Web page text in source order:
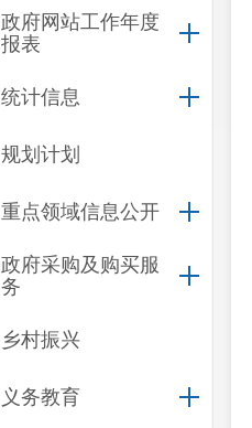
政府网站工作年度
报表
统计信息
规划计划
重点领域信息公开
政府采购及购买服
务
乡村振兴
义务教育